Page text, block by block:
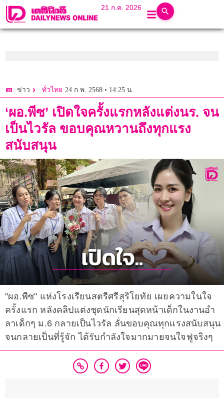
21 ก.ค. 2026
ข่าว ทั่วไทย 24 ก.พ. 2568 • 14:25 น.
‘ผอ.พีซ’ เปิดใจครั้งแรกหลังแต่งนร. จน
เป็นไวรัล ขอบคุณหวานถึงทุกแรง
สนับสนุน
"ผอ.พีซ" แห่งโรงเรียนสตรีศรีสุริโยทัย เผยความในใจ
ครั้งแรก หลังคลิปแต่งชุดนักเรียนสุดหน้าเด็กในงานอำ
ลาเด็กๆ ม.6 กลายเป็นไวรัล ลั่นขอบคุณทุกแรงสนับสนุน
จนกลายเป็นที่รู้จัก ได้รับกำลังใจมากมายจนใจฟูจริงๆ